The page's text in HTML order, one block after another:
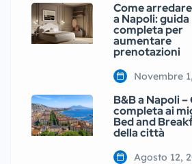
Come
a Napoli: guida
completa per
aumentare
prenotazioni
Novembre
B&B a Napoli –
completa ai
Bed and
della città
Agosto 12,